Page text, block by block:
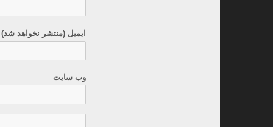
ایمیل (منتشر نخواهد
وب سایت